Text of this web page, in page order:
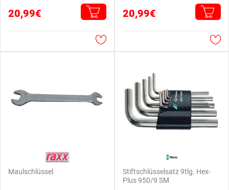
20,99€ 20,99€
Maulschlüssel
Stiftschlüsselsatz 9tlg. Hex-
Plus 950/9 SM